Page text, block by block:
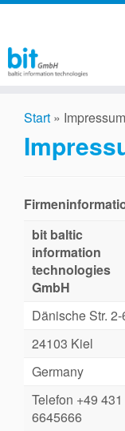
Der
Support
Jobs
Kontakt
Warenkorb
Suchen
Start » Impressum
bit baltic
information
technologies
GmbH
Dänische Str.
24103 Kiel
Germany
Telefon +49 431
6645666